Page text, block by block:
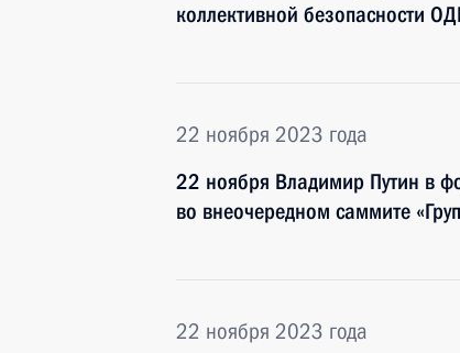
коллективной безопасности
22 ноября 2023 года
22 ноября Владимир Путин в
во внеочередном саммите
22 ноября 2023 года